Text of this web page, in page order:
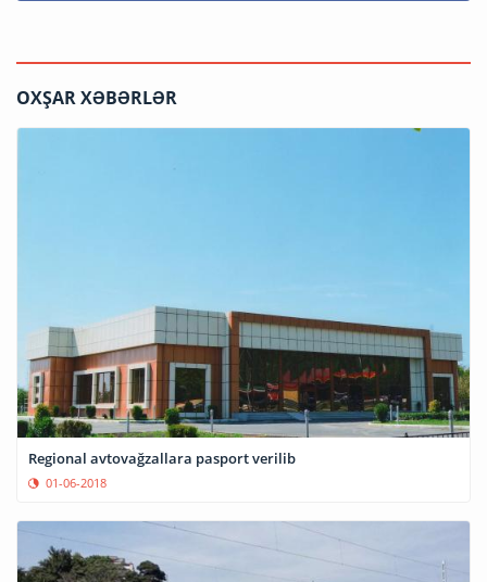
OXŞAR XƏBƏRLƏR
Regional avtovağzallara pasport verilib
01-06-2018